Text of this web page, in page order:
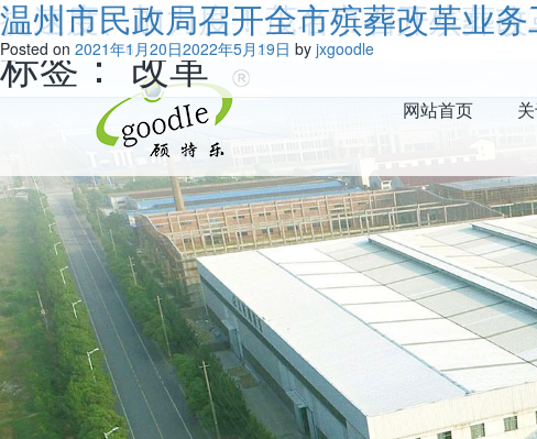
欢迎访问江西顾特乐精藏科技有限公司官方网站！
网站首页
标签：改革
湖南省桑植县 强化“四个四”措施 加快
Posted on 2022年4月14日2022年5月21日 by jxgoodle
提速度、加力度！茂名市召开殡葬
Posted on 2021年6月25日2022年5月21日 by jxgoodle
温州市民政局召开全市殡葬改革业
Posted on 2021年1月20日2022年5月19日 by jxgoodle